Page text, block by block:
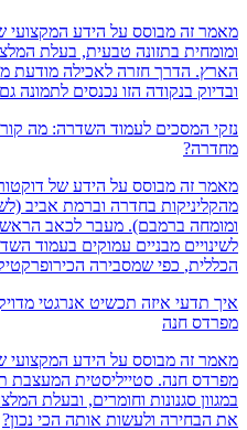
מבוסס על הידע המקצועי של
בתזונה טבעית, בעלת המלצות
הדרך חזרה לאכילה מודעת מתחילה
בנקודה הזו נכנסים לתמונה גם
לעמוד השדרה: מה קורה לגב
מבוסס על הידע של דוקטור רונן
בחדרה וברמת אביב (לשעבר
ברמבם).מעבר לכאב הראשוני,
מבניים עמוקים בעמוד השדרה
כפי שמסבירה הכירופרקטיקה.
איזה תכשיט אנרגטי מדויק
חנה
זה מבוסס על הידע המקצועי של
חנה. סטייליסטית המעצבת תכשיטי
סגנונות וחומרים, ובעלת המלצות
ולעשות אותה הכי נכון?